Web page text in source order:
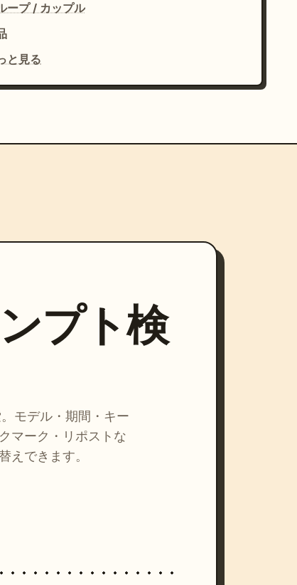
ープ / カップル
と見る
プト検
モデル・期間・キー
マーク・リポストな
えできます。